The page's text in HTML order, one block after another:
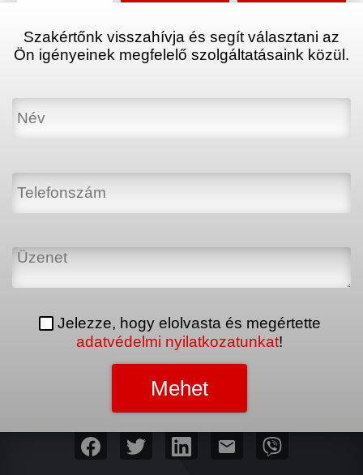
Szakértőnk visszahívja és segít választani az
Ön igényeinek megfelelő szolgáltatásaink közül.
Jelezze, hogy elolvasta és megértette
adatvédelmi nyilatkozatunkat!
mail